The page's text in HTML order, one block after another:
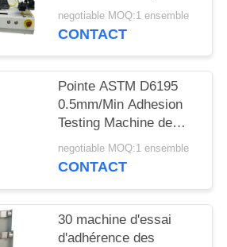
de 90 degrés pour la
bande et le film
negotiable MOQ:1 ensemble
CONTACT
Pointe ASTM D6195
0.5mm/Min Adhesion
Testing Machine de
boucle
negotiable MOQ:1 ensemble
CONTACT
30 machine d'essai
d'adhérence des